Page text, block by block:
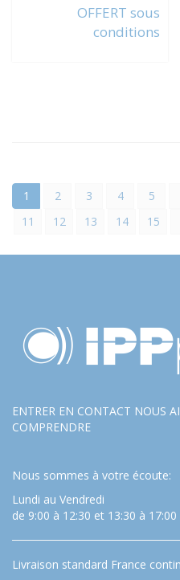
OFFERT sous
conditions
1 2 3 4 5
11
12 13 14 15
ENTRER EN CONTACT NOUS
COMPRENDRE
Nous sommes à votre écoute:
Lundi au Vendredi
de 9:00 à 12:30 et 13:30 à 17:00
Livraison standard France